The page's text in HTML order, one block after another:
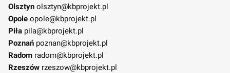
Olsztyn olsztyn@kbprojekt.pl
Opole opole@kbprojekt.pl
Piła pila@kbprojekt.pl
Poznań poznan@kbprojekt.pl
Radom radom@kbprojekt.pl
Rzeszów rzeszow@kbprojekt.pl